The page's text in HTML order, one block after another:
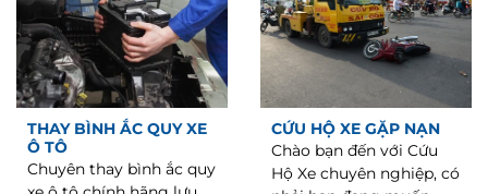
THAY BÌNH ẮC QUY XE
Ô TÔ
Chuyên thay bình ắc quy
CỨU HỘ XE GẶP NẠN
Chào bạn đến với Cứu
Hộ Xe chuyên nghiệp, có